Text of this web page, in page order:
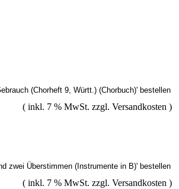
( inkl. 7 % MwSt. zzgl. Versandkosten )
( inkl. 7 % MwSt. zzgl. Versandkosten )